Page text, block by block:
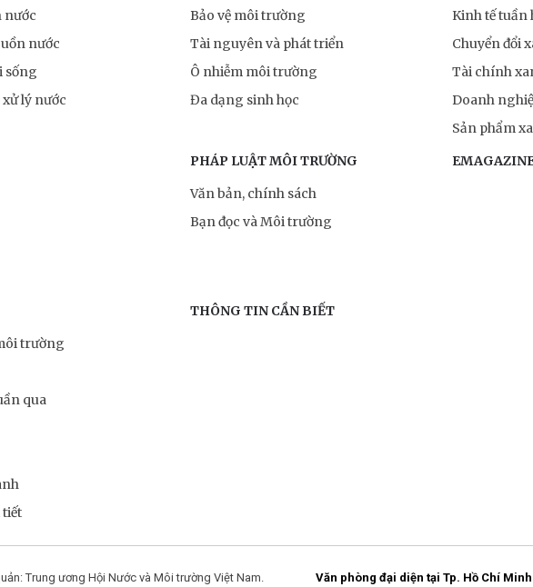
nước
nước
sống
lý nước
Bảo vệ môi trường
Tài nguyên và phát triển
Ô nhiễm môi trường
Đa dạng sinh học
Kinh tế tuần
Chuyển đổi
Tài chính
Doanh
Sản phẩm
PHÁP LUẬT MÔI TRƯỜNG
Văn bản, chính sách
Bạn đọc và Môi trường
trường
qua
tiết
THÔNG TIN CẦN BIẾT
Trung ương Hội Nước và Môi trường Việt Nam. Văn phòng đại diện tại Tp. Hồ Chí